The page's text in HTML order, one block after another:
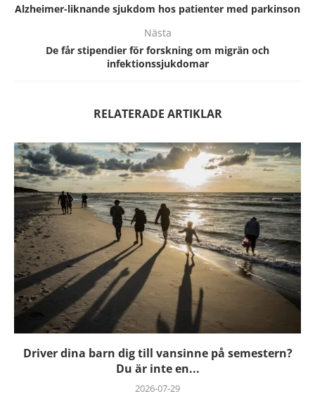
Alzheimer-liknande sjukdom hos patienter med parkinson
Nästa
De får stipendier för forskning om migrän och
infektionssjukdomar
RELATERADE ARTIKLAR
Driver dina barn dig till vansinne på semestern?
Du är inte en...
2026-07-29